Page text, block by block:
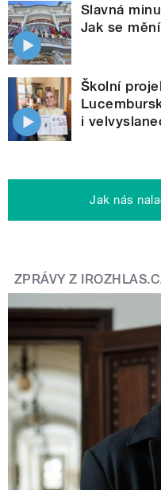
Slavná
Jak se
Školní
i
Jak nás
ZPRÁVY Z